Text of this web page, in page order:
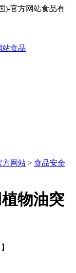
)-官方网站食品有
方网站 > 食品安全
物油突
】